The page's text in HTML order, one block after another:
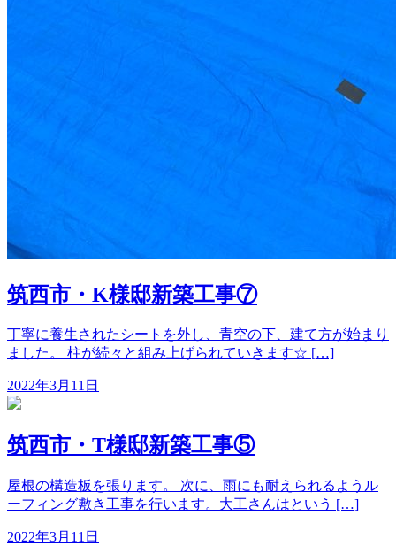
筑西市・K様邸新築工事⑦
丁寧に養生されたシートを外し、青空の下、建て方が始まり
ました。 柱が続々と組み上げられていきます☆ […]
2022年3月11日
筑西市・T様邸新築工事⑤
屋根の構造板を張ります。 次に、雨にも耐えられるようル
ーフィング敷き工事を行います。大工さんはという […]
2022年3月11日